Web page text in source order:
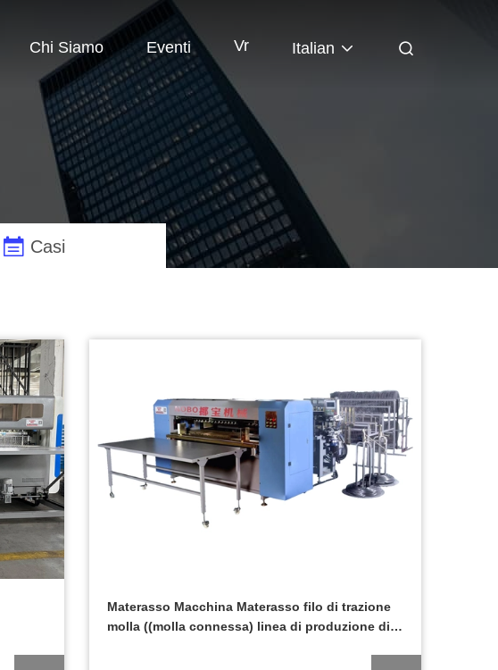
Chi Siamo Eventi Vr Italian
Casi
Materasso Macchina Materasso filo di trazione
molla ((molla connessa) linea di produzione di